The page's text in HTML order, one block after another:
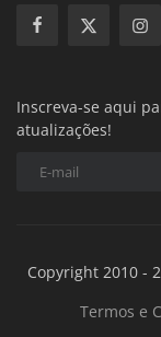
Inscreva-se aqui
atualizações!
Copyright 2010 -
Termos e